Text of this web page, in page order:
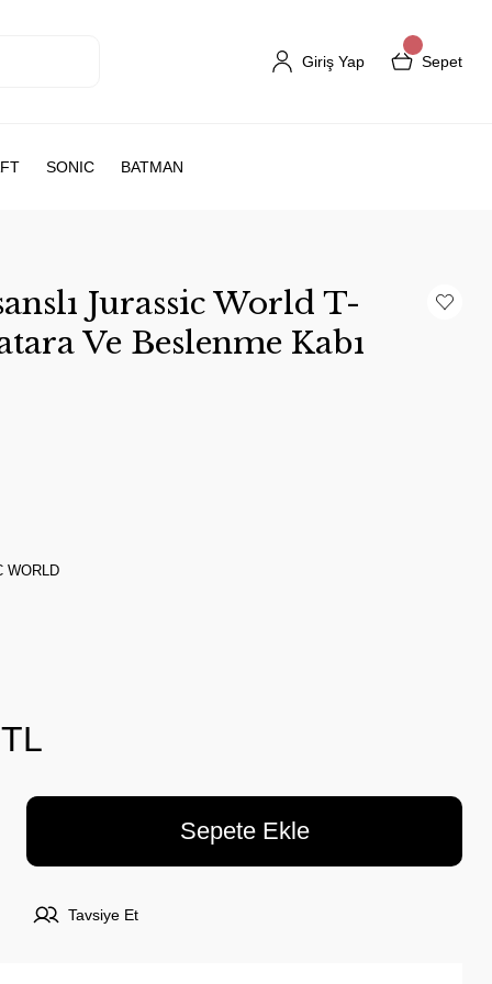
Giriş Yap Sepet
SONIC BATMAN
Jurassic World T-
Ve Beslenme Kabı
WORLD
Sepete Ekle
Tavsiye Et